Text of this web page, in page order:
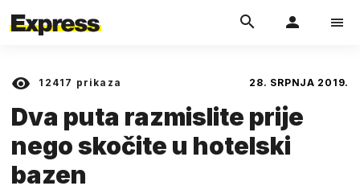
12417 prikaza 28. SRPNJA 2019.
Dva puta razmislite prije
nego skočite u hotelski
bazen